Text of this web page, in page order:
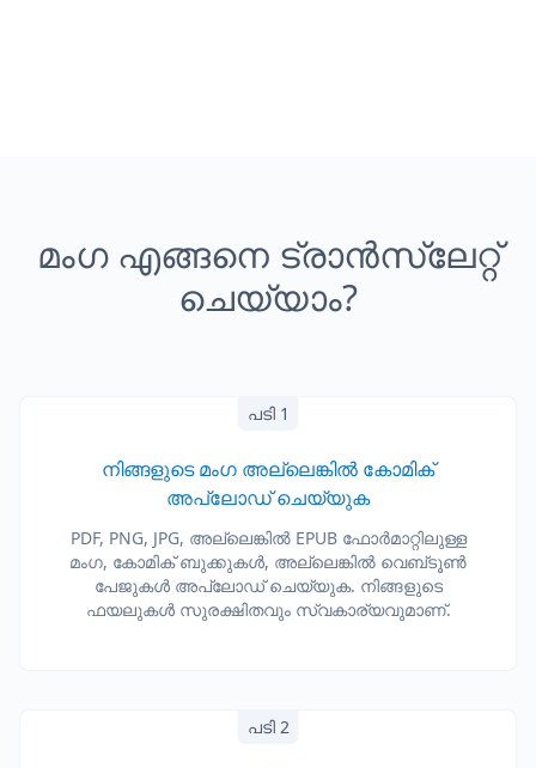
മംഗ എങ്ങനെ ട്രാൻസ്ലേറ്റ്
ചെയ്യാം?
പടി 1
നിങ്ങളുടെ മംഗ അല്ലെങ്കിൽ കോമിക്
അപ്‌ലോഡ് ചെയ്യുക
PDF, PNG, JPG, അല്ലെങ്കിൽ EPUB ഫോർമാറ്റിലുള്ള
മംഗ, കോമിക് ബുക്കുകൾ, അല്ലെങ്കിൽ വെബ്‌ടൂൺ
പേജുകൾ അപ്‌ലോഡ് ചെയ്യുക. നിങ്ങളുടെ
ഫയലുകൾ സുരക്ഷിതവും സ്വകാര്യവുമാണ്.
പടി 2